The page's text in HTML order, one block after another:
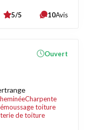
5/5 10Avis
Charpente
toiture
de toiture
Ouvert